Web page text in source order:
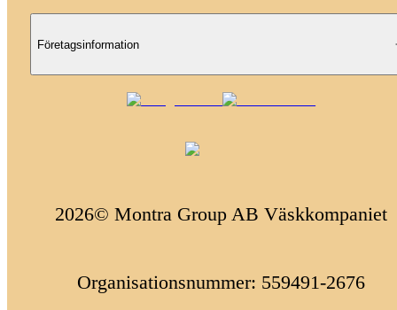
Företagsinformation
2026© Montra Group AB Väskkompaniet
Organisationsnummer: 559491-2676